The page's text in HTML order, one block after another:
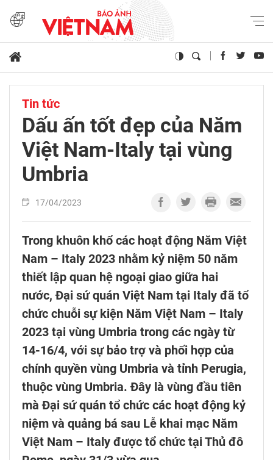
Tin tức
Dấu ấn tốt đẹp của Năm
Việt Nam-Italy tại vùng
Umbria
17/04/2023
Trong khuôn khổ các hoạt động Năm Việt
Nam – Italy 2023 nhằm kỷ niệm 50 năm
thiết lập quan hệ ngoại giao giữa hai
nước, Đại sứ quán Việt Nam tại Italy đã tổ
chức chuỗi sự kiện Năm Việt Nam – Italy
2023 tại vùng Umbria trong các ngày từ
14-16/4, với sự bảo trợ và phối hợp của
chính quyền vùng Umbria và tỉnh Perugia,
thuộc vùng Umbria. Đây là vùng đầu tiên
mà Đại sứ quán tổ chức các hoạt động kỷ
niệm và quảng bá sau Lễ khai mạc Năm
Việt Nam – Italy được tổ chức tại Thủ đô